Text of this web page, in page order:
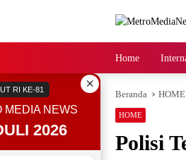
Home
×
RI KE-81
MEDIA NEWS
2026
Beranda HOME
HOME
Polisi